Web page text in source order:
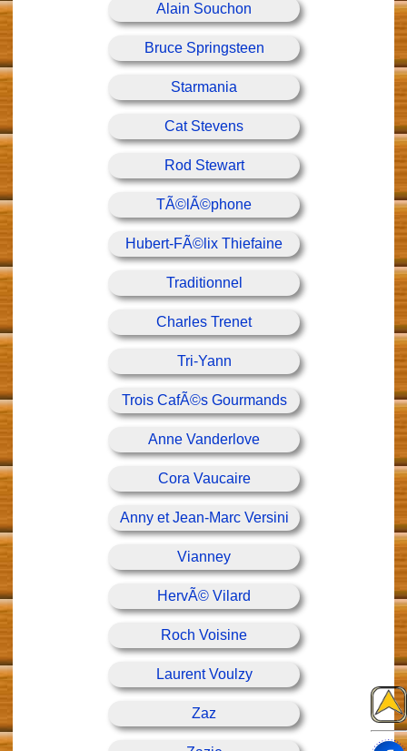
Alain Souchon
Bruce Springsteen
Starmania
Cat Stevens
Rod Stewart
TÃ©lÃ©phone
Hubert-FÃ©lix Thiefaine
Traditionnel
Charles Trenet
Tri-Yann
Trois CafÃ©s Gourmands
Anne Vanderlove
Cora Vaucaire
Anny et Jean-Marc Versini
Vianney
HervÃ© Vilard
Roch Voisine
Laurent Voulzy
Zaz